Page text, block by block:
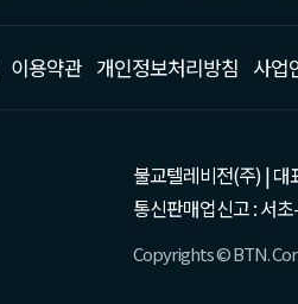
이용약관 개인정보처리방침 사업
불교텔레비전(주) | 대
통신판매업신고 : 서
Copyrights © BTN.